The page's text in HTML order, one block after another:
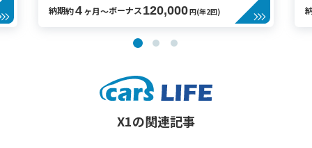
納期約4ヶ月〜ボーナス120,000円(年2回)
X1の関連記事